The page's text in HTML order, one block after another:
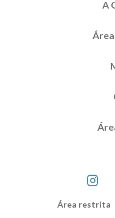
A
Área restrita